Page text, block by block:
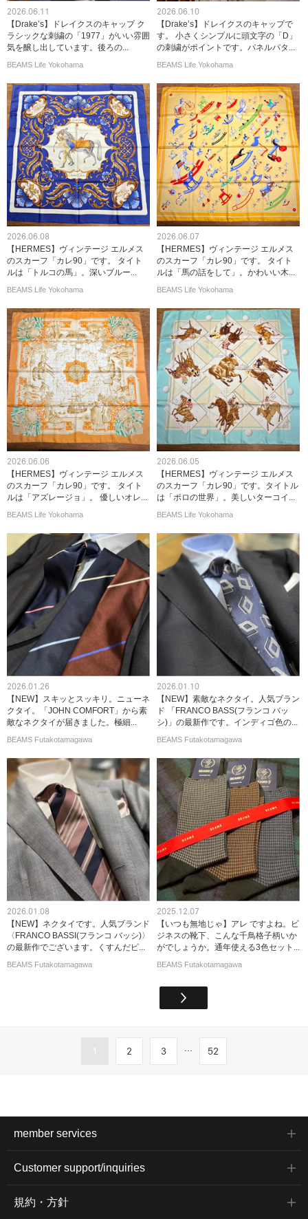
2026.06.11
【Drake’s】ドレイクスのキャップ ク
ラシックな刺繍の「1977」がいい雰囲
気を醸し出しています。後ろの...
BEAMS Life Yokohama
2026.06.10
【Drake’s】ドレイクスのキャップで
す。 小さくシンプルに頭文字の「D」
の刺繍がポイントです。パネルパタ...
BEAMS Life Yokohama
2026.06.08
【HERMES】ヴィンテージ エルメス
のスカーフ「カレ90」です。 タイト
ルは「トルコの馬」。深いブルー...
BEAMS Life Yokohama
2026.06.07
【HERMES】ヴィンテージ エルメス
のスカーフ「カレ90」です。 タイト
ルは「馬の話をして」。かわいい木...
BEAMS Life Yokohama
2026.06.06
【HERMES】ヴィンテージ エルメス
のスカーフ「カレ90」です。 タイト
ルは「アズレージョ」。 優しいオレ...
BEAMS Life Yokohama
2026.06.05
【HERMES】ヴィンテージ エルメス
のスカーフ「カレ90」です。タイトル
は「ポロの世界」。美しいターコイ...
BEAMS Life Yokohama
2026.01.26
【NEW】スキッとスッキリ。ニューネ
クタイ。「JOHN COMFORT」から素
敵なネクタイが届きました。極細...
BEAMS Futakotamagawa
2026.01.10
【NEW】素敵なネクタイ。人気ブラン
ド 「FRANCO BASS(フランコ バッ
シ)」の最新作です。インディゴ色の...
BEAMS Futakotamagawa
2026.01.08
【NEW】ネクタイです。人気ブランド
〈FRANCO BASSI(フランコ バッシ)〉
の最新作でございます。くすんだピ...
BEAMS Futakotamagawa
2025.12.07
【いつも無地じゃ】アレ ですよね。ビ
ジネスの靴下、こんな千鳥格子柄いか
がでしょうか。通年使える3色セット...
BEAMS Futakotamagawa
1 2 3 ... 52
member services
Customer support/inquiries
規約・方針